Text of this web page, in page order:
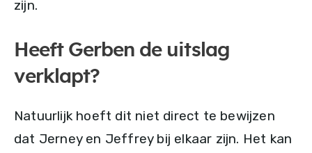
zijn.
Heeft Gerben de uitslag
verklapt?
Natuurlijk hoeft dit niet direct te bewijzen
dat Jerney en Jeffrey bij elkaar zijn. Het kan